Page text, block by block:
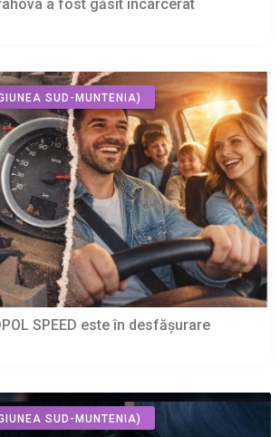
a fost găsit încarcerat
SUD-MUNTENIA)
SPEED este în desfășurare
SUD-MUNTENIA)